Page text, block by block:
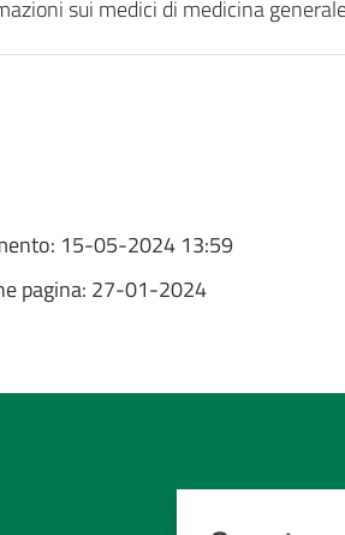
sui medici di medicina
15-05-2024 13:59
pagina: 27-01-2024